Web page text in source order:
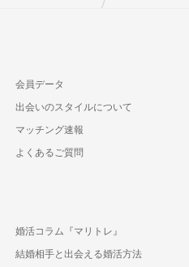
会員データ
出会いのスタイルについて
マッチング速報
よくあるご質問
婚活コラム『マリトレ』
結婚相手と出会える婚活方法